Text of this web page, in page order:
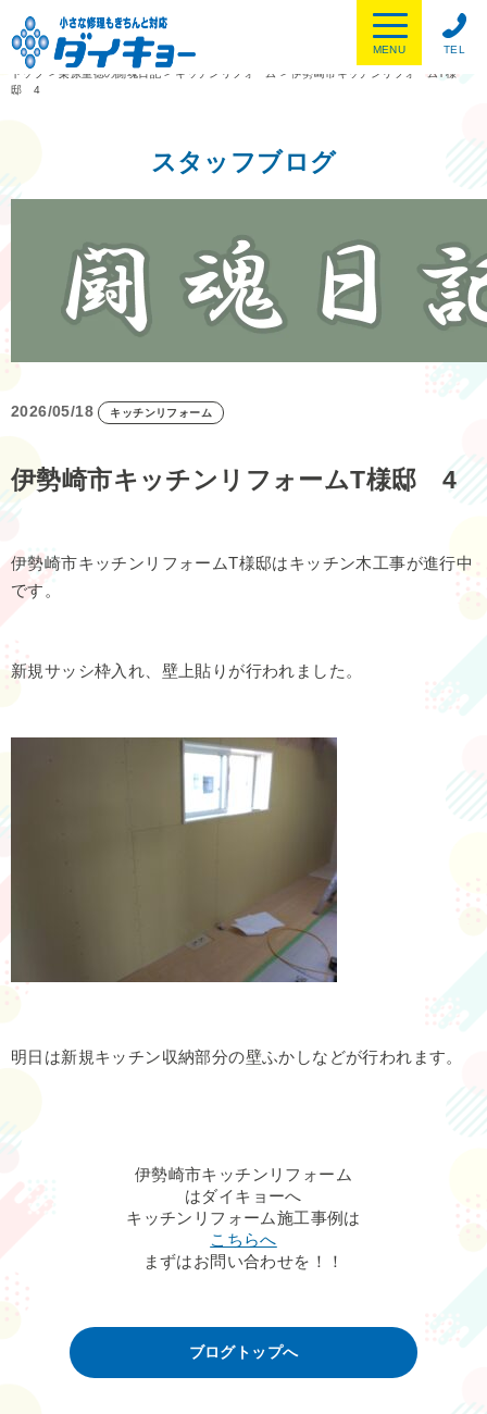
TEL
MENU
トップ
>栗原重徳の闘魂日記 > キッチンリフォーム > 伊勢崎市キッチンリフォームT様
邸 4
スタッフブログ
2026/05/18 キッチンリフォーム
伊勢崎市キッチンリフォームT様邸 4
伊勢崎市キッチンリフォームT様邸はキッチン木工事が進行中
です。
新規サッシ枠入れ、壁上貼りが行われました。
明日は新規キッチン収納部分の壁ふかしなどが行われます。
伊勢崎市キッチンリフォーム
はダイキョーへ
キッチンリフォーム施工事例は
こちらへ
まずはお問い合わせを！！
ブログトップへ